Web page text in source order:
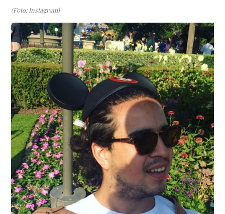
(Foto: Instagram)